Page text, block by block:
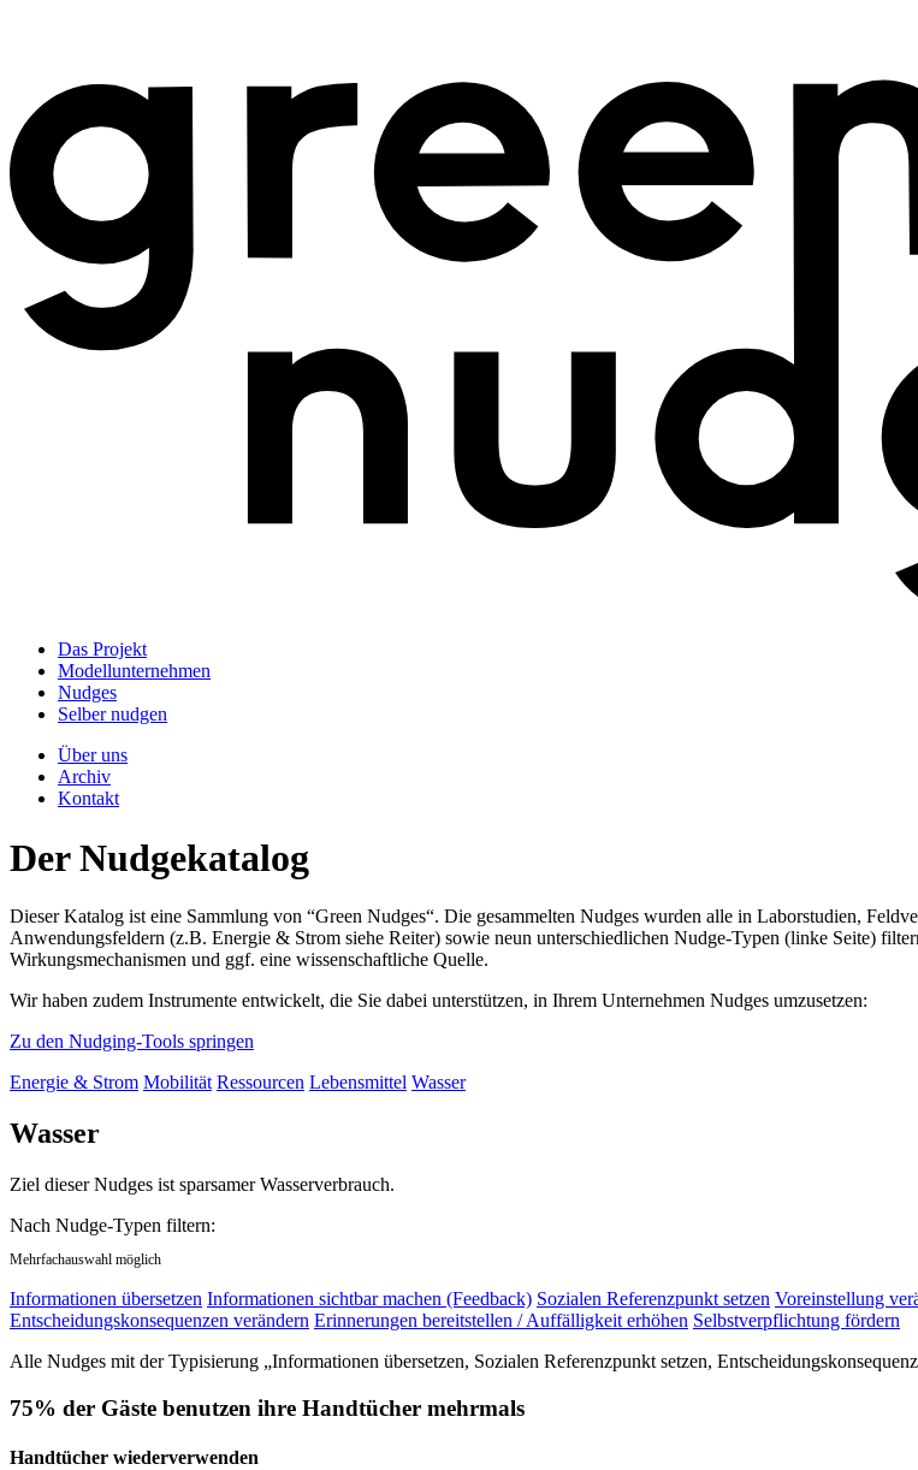
Das Projekt
Modellunternehmen
Nudges
Selber nudgen
Über uns
Archiv
Kontakt
Der Nudgekatalog
Dieser Katalog ist eine Sammlung von “Green Nudges“. Die gesammelten Nudges wurden alle in Laborstudien,
Anwendungsfeldern (z.B. Energie & Strom siehe Reiter) sowie neun unterschiedlichen Nudge-Typen (linke Seite)
Wirkungsmechanismen und ggf. eine wissenschaftliche Quelle.
Wir haben zudem Instrumente entwickelt, die Sie dabei unterstützen, in Ihrem Unternehmen Nudges umzusetzen:
Zu den Nudging-Tools springen
Energie & Strom Mobilität Ressourcen Lebensmittel Wasser
Wasser
Ziel dieser Nudges ist sparsamer Wasserverbrauch.
Nach Nudge-Typen filtern:
Mehrfachauswahl möglich
Informationen übersetzen Informationen sichtbar machen (Feedback) Sozialen Referenzpunkt setzen Voreinstellung
Entscheidungskonsequenzen verändern Erinnerungen bereitstellen / Auffälligkeit erhöhen Selbstverpflichtung fördern
Alle Nudges mit der Typisierung „Informationen übersetzen, Sozialen Referenzpunkt setzen,
75% der Gäste benutzen ihre Handtücher mehrmals
Handtücher wiederverwenden